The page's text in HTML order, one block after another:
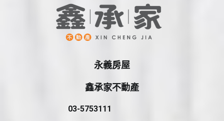
永義房屋
鑫承家不動產
03-5753111